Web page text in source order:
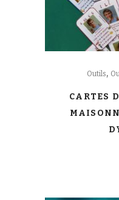
Outils,
CARTES